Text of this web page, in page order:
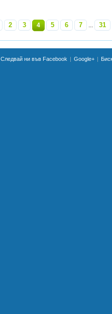
2 3 4 5 6 7 ... 31»
Следвай ни във Facebook Google+